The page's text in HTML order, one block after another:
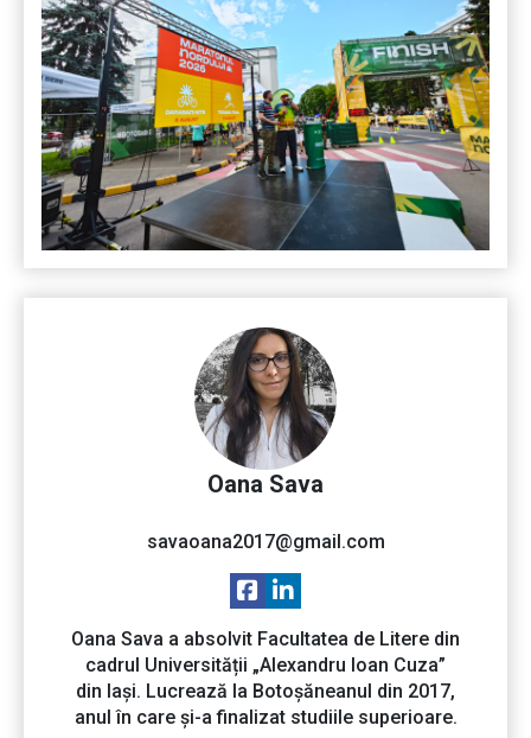
Oana Sava
savaoana2017@gmail.com
Oana Sava a absolvit Facultatea de Litere din
cadrul Universității „Alexandru Ioan Cuza”
din Iași. Lucrează la Botoșăneanul din 2017,
anul în care și-a finalizat studiile superioare.